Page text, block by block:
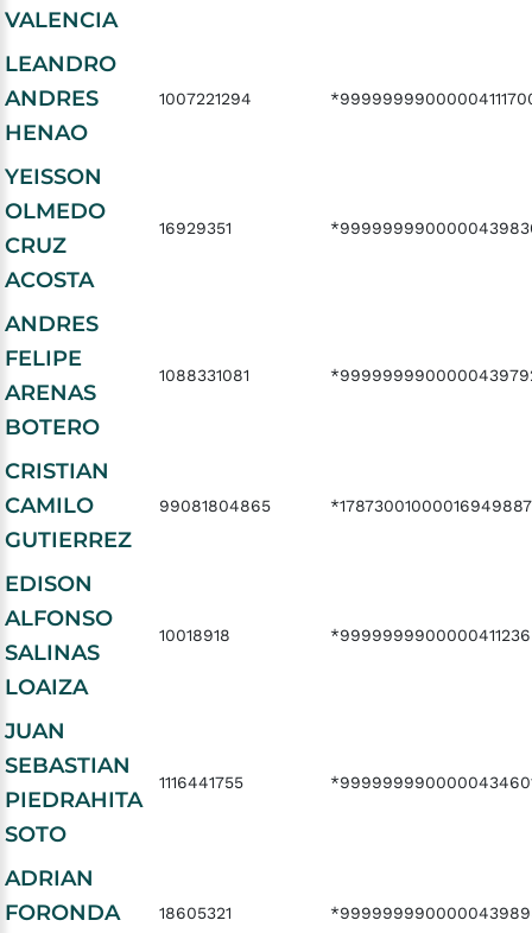
VALENCIA
LEANDRO
ANDRES
HENAO
1007221294
YEISSON
OLMEDO
CRUZ
ACOSTA
16929351
ANDRES
FELIPE
ARENAS
BOTERO
1088331081
CRISTIAN
CAMILO
GUTIERREZ
99081804865 *17873001000016949887
EDISON
ALFONSO
SALINAS
LOAIZA
10018918
JUAN
SEBASTIAN
PIEDRAHITA
SOTO
1116441755
ADRIAN
FORONDA
18605321